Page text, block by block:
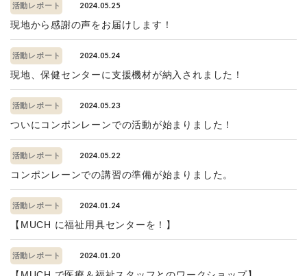
活動レポート 2024.05.25
現地から感謝の声をお届けします！
活動レポート 2024.05.24
現地、保健センターに支援機材が納入されました！
活動レポート 2024.05.23
ついにコンポンレーンでの活動が始まりました！
活動レポート 2024.05.22
コンポンレーンでの講習の準備が始まりました。
活動レポート 2024.01.24
【MUCH に福祉用具センターを！】
活動レポート 2024.01.20